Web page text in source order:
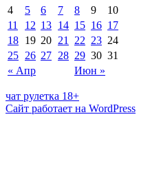
« Апр Июн »
4
5 6 7 8 9
10
11
12 13 14 15 16 17
18 19 20 21 22 23 24
25 26 27 28 29 30 31
чат рулетка 18+
Сайт работает на WordPress